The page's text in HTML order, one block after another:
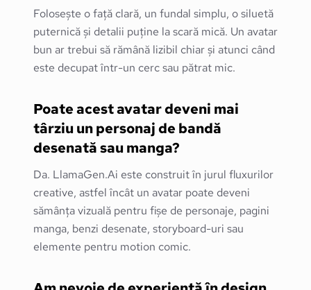
Folosește o față clară, un fundal simplu, o siluetă
puternică și detalii puține la scară mică. Un avatar
bun ar trebui să rămână lizibil chiar și atunci când
este decupat într-un cerc sau pătrat mic.
Poate acest avatar deveni mai
târziu un personaj de bandă
desenată sau manga?
Da. LlamaGen.Ai este construit în jurul fluxurilor
creative, astfel încât un avatar poate deveni
sămânța vizuală pentru fișe de personaje, pagini
manga, benzi desenate, storyboard-uri sau
elemente pentru motion comic.